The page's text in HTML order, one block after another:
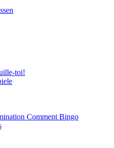
toi!
Comment Bingo